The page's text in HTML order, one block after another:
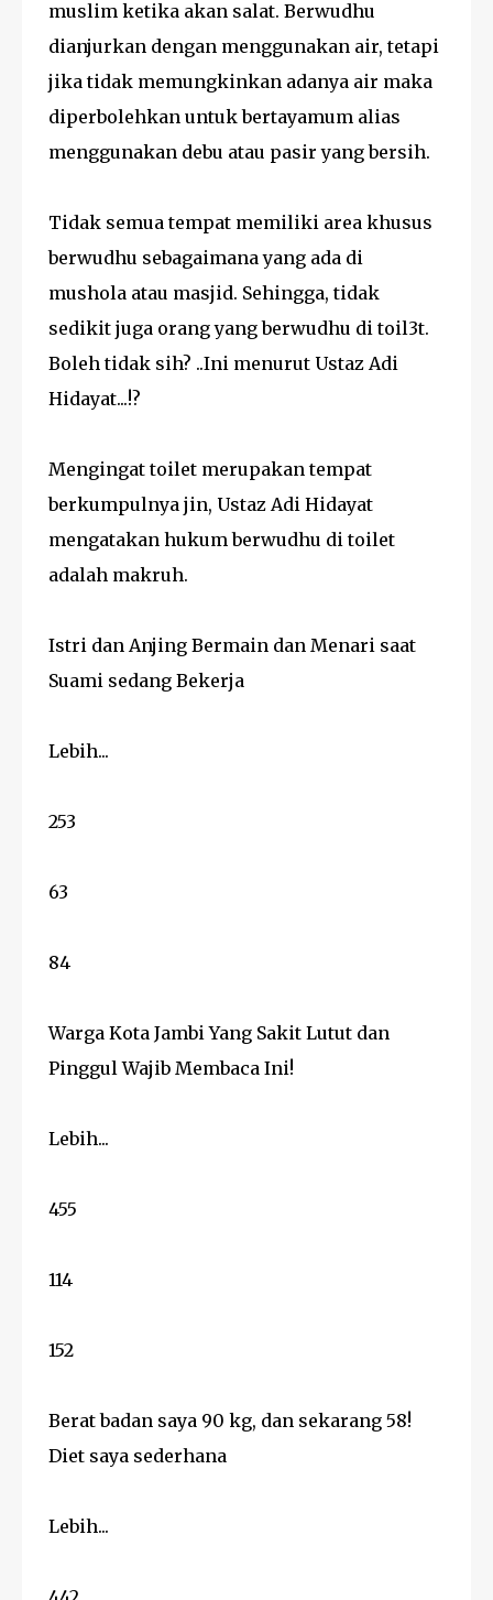
muslim ketika akan salat. Berwudhu
dianjurkan dengan menggunakan air, tetapi
jika tidak memungkinkan adanya air maka
diperbolehkan untuk bertayamum alias
menggunakan debu atau pasir yang bersih.
Tidak semua tempat memiliki area khusus
berwudhu sebagaimana yang ada di
mushola atau masjid. Sehingga, tidak
sedikit juga orang yang berwudhu di toil3t.
Boleh tidak sih? ..Ini menurut Ustaz Adi
Hidayat...!?
Mengingat toilet merupakan tempat
berkumpulnya jin, Ustaz Adi Hidayat
mengatakan hukum berwudhu di toilet
adalah makruh.
Istri dan Anjing Bermain dan Menari saat
Suami sedang Bekerja
Lebih...
253
63
84
Warga Kota Jambi Yang Sakit Lutut dan
Pinggul Wajib Membaca Ini!
Lebih...
455
114
152
Berat badan saya 90 kg, dan sekarang 58!
Diet saya sederhana
Lebih...